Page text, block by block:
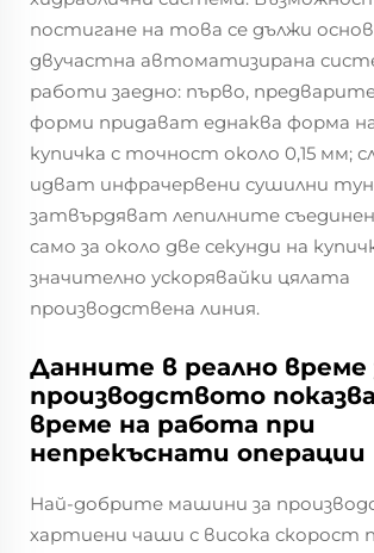
постигане на това се дължи
двучастна автоматизирана
работи заедно: първо,
форми придават еднаква форма
купичка с точност около 0,15 мм;
идват инфрачервени сушилни
затвърдяват лепилните
само за около две секунди на
значително ускорявайки цялата
производствена линия.
Данните в реално време
производството
време на работа при
непрекъснати операции
Най-добрите машини за
хартиени чаши с висока скорост